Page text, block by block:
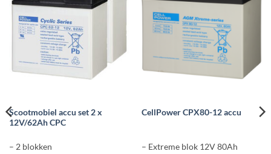
Scootmobiel accu set 2 x
12V/62Ah CPC
– 2 blokken
CellPower CPX80-12 accu
– Extreme blok 12V 80Ah